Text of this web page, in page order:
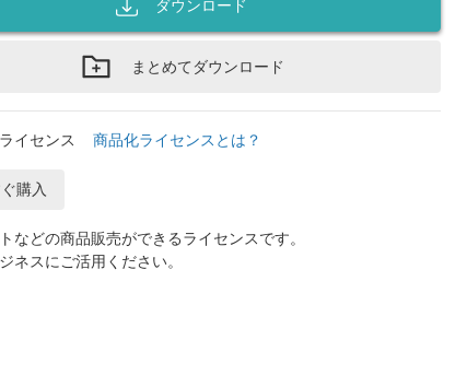
ダウンロード
まとめてダウンロード
イセンス 商品化ライセンスとは？
購入
などの商品販売ができるライセンスです。
ネスにご活用ください。